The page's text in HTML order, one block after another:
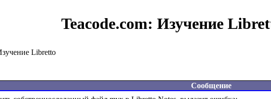
Teacode.com: Изучение
Libretto
Сообщение